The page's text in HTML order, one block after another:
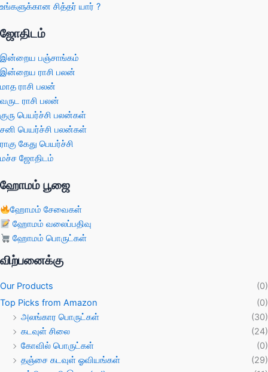
உங்களுக்கான சித்தர் யார் ?
ஜோதிடம்
இன்றைய பஞ்சாங்கம்
இன்றைய ராசி பலன்
மாத ராசி பலன்
வருட ராசி பலன்
குரு பெயர்ச்சி பலன்கள்
சனி பெயர்ச்சி பலன்கள்
ராகு கேது பெயர்ச்சி
மச்ச ஜோதிடம்
ஹோமம் பூஜை
ஹோமம் சேவைகள்
ஹோமம் வலைப்பதிவு
ஹோமம் பொருட்கள்
விற்பனைக்கு
Our Products
(0)
Top Picks from Amazon
(0)
அலங்கார பொருட்கள்
(30)
கடவுள் சிலை
(24)
கோவில் பொருட்கள்
(0)
தஞ்சை கடவுள் ஓவியங்கள்
(29)